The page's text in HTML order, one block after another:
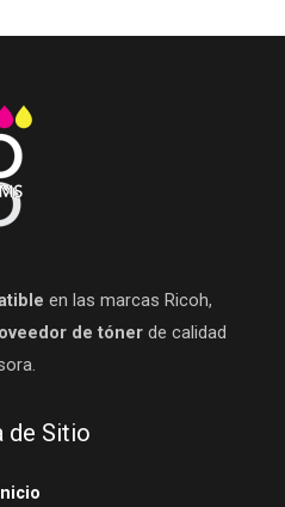
en las marcas Ricoh,
de tóner de calidad
de Sitio